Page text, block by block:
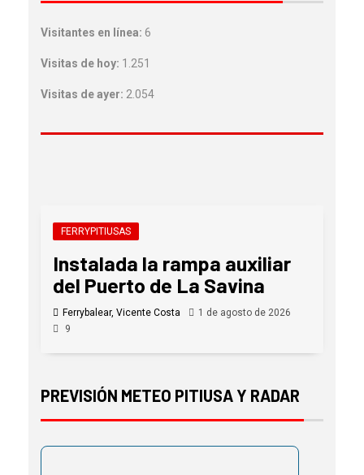
Visitantes en línea: 6
Visitas de hoy: 1.251
Visitas de ayer: 2.054
FERRYPITIUSAS
Instalada la rampa auxiliar
del Puerto de La Savina
Ferrybalear, Vicente Costa
1 de agosto de 2026
9
PREVISIÓN METEO PITIUSA Y RADAR